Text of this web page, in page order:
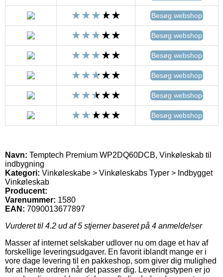
Besøg webshop
Besøg webshop
Besøg webshop
Besøg webshop
Besøg webshop
Besøg webshop
Navn: Temptech Premium WP2DQ60DCB, Vinkøleskab til
indbygning
Kategori: Vinkøleskabe > Vinkøleskabs Typer > Indbygget
Vinkøleskab
Producent:
Varenummer: 1580
EAN: 7090013677897
Vurderet til 4.2 ud af 5 stjerner baseret på 4 anmeldelser
Masser af internet selskaber udlover nu om dage et hav af
forskellige leveringsudgaver. En favorit iblandt mange er i
vore dage levering til en pakkeshop, som giver dig mulighed
for at hente ordren når det passer dig. Leveringstypen er jo